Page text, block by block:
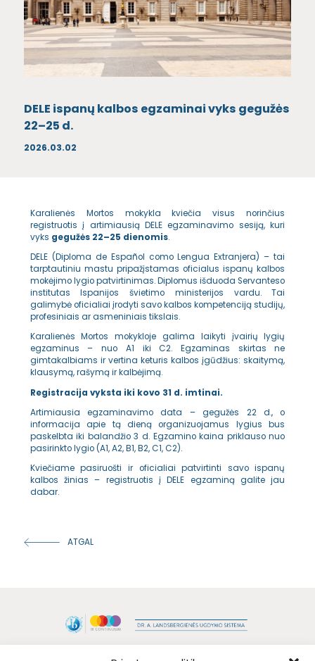
DELE ispanų kalbos egzaminai vyks gegužės
22–25 d.
2026.03.02
Karalienės Mortos mokykla kviečia visus norinčius
registruotis į artimiausią DELE egzaminavimo sesiją, kuri
vyks gegužės 22–25 dienomis.
DELE (Diploma de Español como Lengua Extranjera) – tai
tarptautiniu mastu pripažįstamas oficialus ispanų kalbos
mokėjimo lygio patvirtinimas. Diplomus išduoda Servanteso
institutas Ispanijos švietimo ministerijos vardu. Tai
galimybė oficialiai įrodyti savo kalbos kompetenciją studijų,
profesiniais ar asmeniniais tikslais.
Karalienės Mortos mokykloje galima laikyti įvairių lygių
egzaminus – nuo A1 iki C2. Egzaminas skirtas ne
gimtakalbiams ir vertina keturis kalbos įgūdžius: skaitymą,
klausymą, rašymą ir kalbėjimą.
Registracija vyksta iki kovo 31 d. imtinai.
Artimiausia egzaminavimo data – gegužės 22 d., o
informacija apie tą dieną organizuojamus lygius bus
paskelbta iki balandžio 3 d. Egzamino kaina priklauso nuo
pasirinkto lygio (A1, A2, B1, B2, C1, C2).
Kviečiame pasiruošti ir oficialiai patvirtinti savo ispanų
kalbos žinias – registruotis į DELE egzaminą galite jau
dabar.
ATGAL